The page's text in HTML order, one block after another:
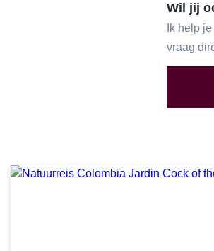
Wil jij
Ik help
vraag